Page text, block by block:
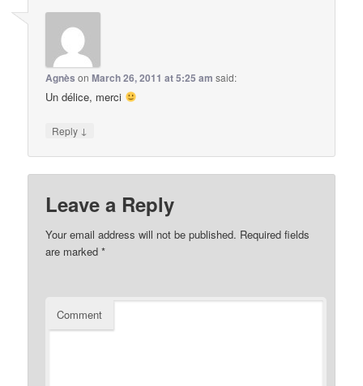
Agnès onMarch 26, 2011 at 5:25 am said:
Un délice, merci
Reply ↓
Leave a Reply
Your email address will not be published. Required fields
are marked*
Comment